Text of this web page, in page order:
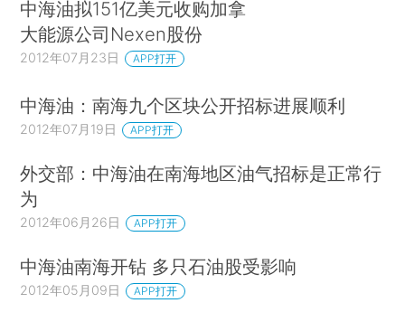
中海油拟151亿美元收购加拿
大能源公司Nexen股份
2012年07月23日 APP打开
中海油：南海九个区块公开招标进展顺利
2012年07月19日 APP打开
外交部：中海油在南海地区油气招标是正常行
为
2012年06月26日 APP打开
中海油南海开钻 多只石油股受影响
2012年05月09日 APP打开